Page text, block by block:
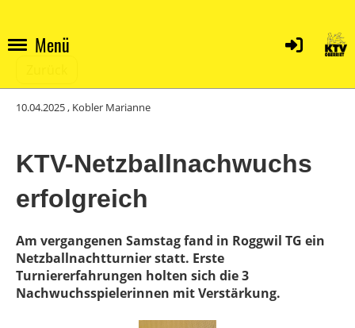
Menü
10.04.2025, Kobler Marianne
KTV-Netzballnachwuchs
erfolgreich
Am vergangenen Samstag fand in Roggwil TG ein
Netzballnachtturnier statt. Erste
Turniererfahrungen holten sich die 3
Nachwuchsspielerinnen mit Verstärkung.